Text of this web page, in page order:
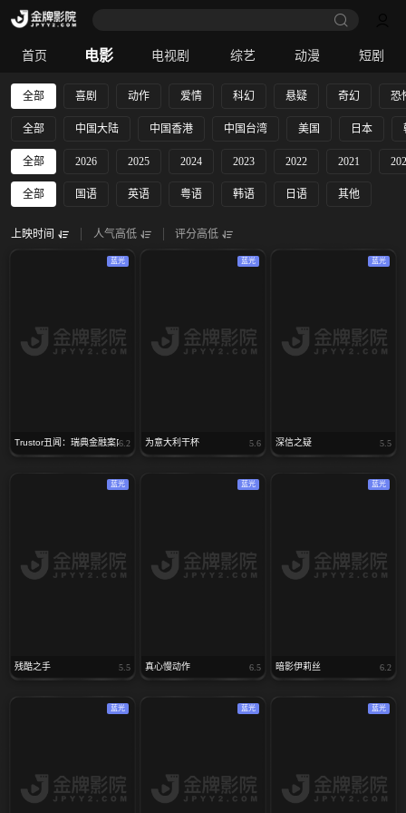
首页 电影 电视剧 综艺 动漫 短剧
全部 喜剧 动作 爱情 科幻 悬疑 奇幻 恐
全部 中国大陆 中国香港 中国台湾 美国 日本
全部 2026 2025 2024 2023 2022 2021
全部 国语 英语 粤语 韩语 日语 其他
上映时间 人气高低 评分高低
蓝光
Trustor丑闻：瑞典金融案内幕
6.2
蓝光
为意大利干杯 5.6
蓝光
深信之疑 5.5
蓝光
残酷之手 5.5
蓝光
真心慢动作 6.5
蓝光
暗影伊莉丝 6.2
蓝光 蓝光 蓝光